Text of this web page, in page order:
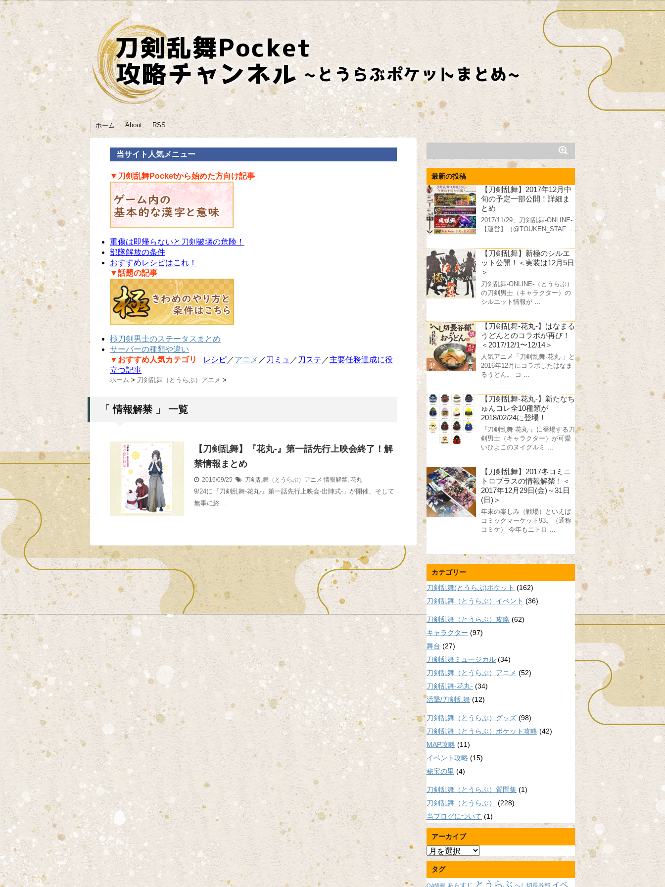
ホーム About RSS
当サイト人気メニュー
▼刀剣乱舞Pocketから始めた方向け記事
重傷は即帰らないと刀剣破壊の危険！
部隊解放の条件
おすすめレシピはこれ！
▼話題の記事
極刀剣男士のステータスまとめ
サーバーの種類や違い
▼おすすめ人気カテゴリ
レシピ／アニメ ／ 刀ミュ ／ 刀ステ ／主要任務達成に役
立つ記事
ホーム > 刀剣乱舞（とうらぶ）アニメ >
「 情報解禁 」 一覧
【刀剣乱舞】『花丸-』第一話先行上映会終了！解
禁情報まとめ
2016/09/25 刀剣乱舞（とうらぶ）アニメ 情報解禁, 花丸
9/24に『刀剣乱舞-花丸-』第一話先行上映会-出陣式-」が開催、そして
無事に終 …
最新の投稿
【刀剣乱舞】2017年12月中
旬の予定一部公開！詳細ま
とめ
2017/11/29、刀剣乱舞-ONLINE-
【運営】（@TOUKEN_STAF …
【刀剣乱舞】新極のシルエ
ット公開！＜実装は12月5日
＞
刀剣乱舞-ONLINE-（とうらぶ）
の刀剣男士（キャラクター）の
シルエット情報が …
【刀剣乱舞-花丸-】はなまる
うどんとのコラボが再び！
＜2017/12/1〜12/14＞
人気アニメ「刀剣乱舞-花丸-」と
2016年12月にコラボしたはなま
るうどん。 コ …
【刀剣乱舞-花丸-】新たなち
ゅんコレ全10種類が
2018/02/24に登場！
『刀剣乱舞-花丸-』に登場する刀
剣男士（キャラクター）が可愛
いひよこのヌイグルミ …
【刀剣乱舞】2017冬コミニ
トロプラスの情報解禁！＜
2017年12月29日(金)～31日
(日)＞
年末の楽しみ（戦場）といえば
コミックマーケット93。（通称
コミケ） 今年もニトロ …
カテゴリー
刀剣乱舞(とうらぶ)ポケット (162)
刀剣乱舞（とうらぶ）イベント (36)
刀剣乱舞（とうらぶ）攻略 (62)
キャラクター (97)
舞台 (27)
刀剣乱舞ミュージカル (34)
刀剣乱舞（とうらぶ）アニメ (52)
刀剣乱舞-花丸- (34)
活撃/刀剣乱舞 (12)
刀剣乱舞（とうらぶ）グッズ (98)
刀剣乱舞（とうらぶ）ポケット攻略 (42)
MAP攻略 (11)
イベント攻略 (15)
秘宝の里 (4)
刀剣乱舞（とうらぶ）質問集 (1)
刀剣乱舞（とうらぶ）
(228)
当ブログについて (1)
アーカイブ
ア
ー
カ
イ
タグ
OA情報 あらすじ とうらぶ へし切長谷部 イベ